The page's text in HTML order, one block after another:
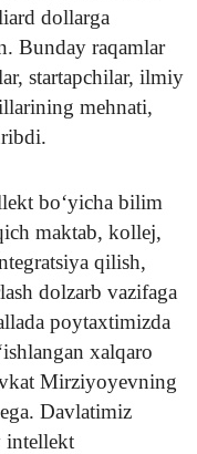
dollarga
Bunday raqamlar
startapchilar, ilmiy
mehnati,
bo‘yicha bilim
maktab, kollej,
qilish,
dolzarb vazifaga
poytaxtimizda
xalqaro
Mirziyoyevning
Davlatimiz
intellekt